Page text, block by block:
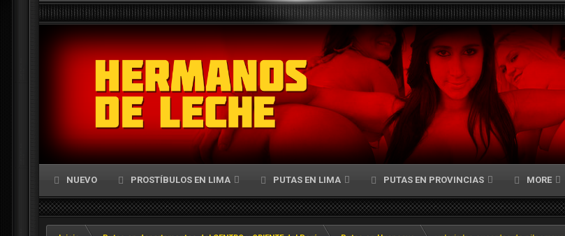
NUEVO PROSTÍBULOS EN LIMA PUTAS EN LIMA PUTAS EN PROVINCIAS MORE